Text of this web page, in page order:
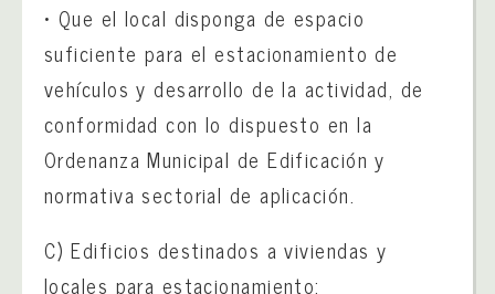
• Que el local disponga de espacio
suficiente para el estacionamiento de
vehículos y desarrollo de la actividad, de
conformidad con lo dispuesto en la
Ordenanza Municipal de Edificación y
normativa sectorial de aplicación.
C) Edificios destinados a viviendas y
locales para estacionamiento: